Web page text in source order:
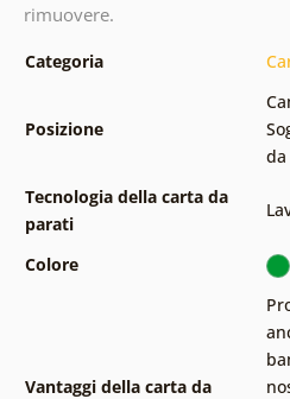
rimuovere.
Categoria
Posizione
Tecnologia della carta da
parati
Colore
Vantaggi della carta da